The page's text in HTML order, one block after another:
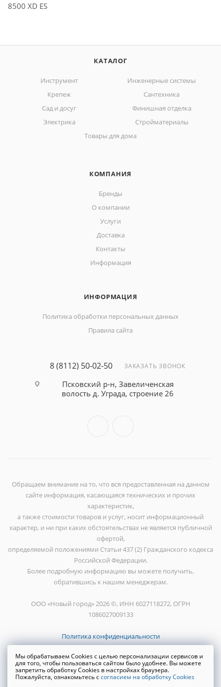
8500 XD ES
КАТАЛОГ
Инструмент
Инженерные системы
Крепеж
Сантехника
Сад и досуг
Финишная отделка
Электрика
Стройматериалы
Товары для дома
КОМПАНИЯ
Бренды
О компании
Услуги
Доставка
Контакты
Информация
ИНФОРМАЦИЯ
Политика обработки персональных данных
Правила сайта
8 (8112) 50-02-50 ЗАКАЗАТЬ ЗВОНОК
Псковский р-н, Завеличенская
волость д. Уграда, строение 26
Обращаем внимание на то, что вся предоставленная на данном
сайте информация, касающаяся технических и прочих
характеристик,
а также стоимости товаров и услуг, носит информационный
характер, и ни при каких обстоятельствах не является публичной
офертой,
определяемой положениями Статьи 437 (2) Гражданского кодекса
Российской Федерации.
Более подробную информацию вы можете получить,
обратившись к нашим менеджерам.
ООО «Новый город» 2026 ©, ИНН 6027118272, ОГРН
1086027009133
Политика конфиденциальности
Создание сайта WRP
Мы обрабатываем Cookies с целью персонализации сервисов и
для того, чтобы пользоваться сайтом было удобнее. Вы можете
запретить обработку Cookies в настройках браузера.
Пожалуйста, ознакомьтесь ссогласием на обработку Cookies